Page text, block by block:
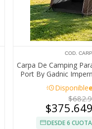
COD.
Carpa De Camping
Port By Gadnic
Solar
acuteDisponible
$375.649
DESDE 6